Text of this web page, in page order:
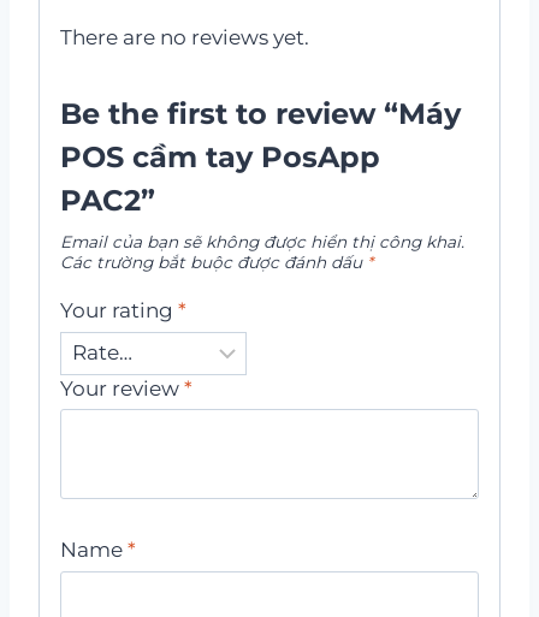
There are no reviews yet.
Be the first to review “Máy
POS cầm tay PosApp
PAC2”
Email của bạn sẽ không được hiển thị công khai.
Các trường bắt buộc được đánh dấu *
Your rating *
Your review *
Name *